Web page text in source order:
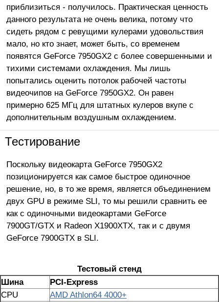
приблизиться - получилось. Практическая ценность
данного результата не очень велика, потому что
сидеть рядом с ревущими кулерами удовольствия
мало, но кто знает, может быть, со временем
появятся GeForce 7950GX2 с более совершенными и
тихими системами охлаждения. Мы лишь
попытались оценить потолок рабочей частоты
видеочипов на GeForce 7950GX2. Он равен
примерно 625 МГц для штатных кулеров вкупе с
дополнительным воздушным охлаждением.
Тестирование
Поскольку видеокарта GeForce 7950GX2
позиционируется как самое быстрое одиночное
решение, но, в то же время, является объединением
двух GPU в режиме SLI, то мы решили сравнить ее
как с одиночными видеокартами GeForce
7900GT/GTX и Radeon X1900XTX, так и с двумя
GeForce 7900GTX в SLI.
Тестовый стенд
Шина
PCI-Express
CPU
AMD Athlon64 4000+